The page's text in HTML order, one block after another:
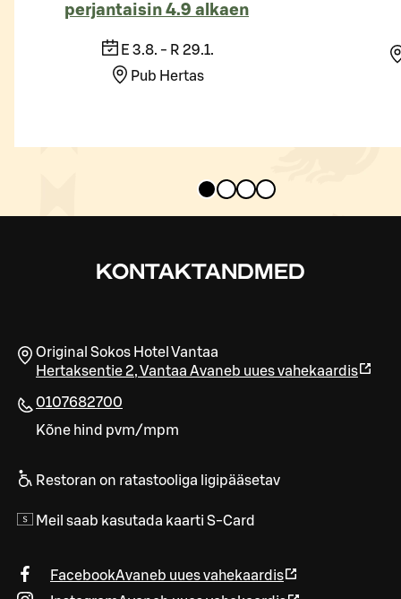
perjantaisin 4.9 alkaen
E 3.8. - R 29.1.
Pub Hertas
KONTAKTANDMED
Original Sokos Hotel Vantaa
Hertaksentie 2,Vantaa Avaneb uues vahekaardis
0107682700
Kõne hind pvm/mpm
Restoran on ratastooliga ligipääsetav
Meil saab kasutada kaarti S-Card
FacebookAvaneb uues vahekaardis